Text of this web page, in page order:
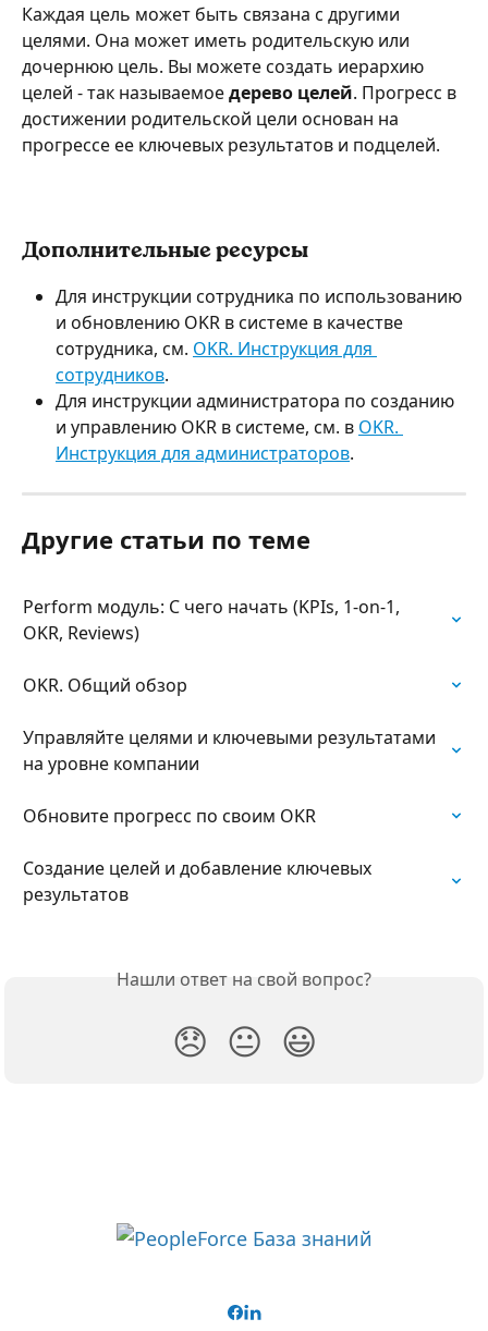
Каждая цель может быть связана с другими
целями. Она может иметь родительскую или
дочернюю цель. Вы можете создать иерархию
целей - так называемое дерево целей. Прогресс в
достижении родительской цели основан на
прогрессе ее ключевых результатов и подцелей.
Дополнительные ресурсы
Для инструкции сотрудника по использованию
и обновлению OKR в системе в качестве
сотрудника, см. OKR. Инструкция для
сотрудников.
Для инструкции администратора по созданию
и управлению OKR в системе, см. в OKR.
Инструкция для администраторов.
Другие статьи по теме
Perform модуль: С чего начать (KPIs, 1-on-1,
OKR, Reviews)
OKR. Общий обзор
Управляйте целями и ключевыми результатами
на уровне компании
Обновите прогресс по своим OKR
Создание целей и добавление ключевых
результатов
Нашли ответ на свой вопрос?
😞 😐 😃